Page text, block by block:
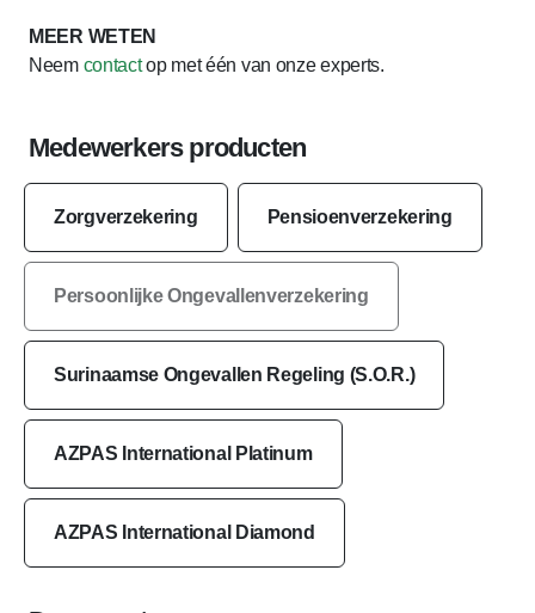
MEER WETEN
Neem contactop met één van onze experts.
Medewerkers producten
Zorgverzekering Pensioenverzekering
Persoonlijke Ongevallenverzekering
Surinaamse Ongevallen Regeling (S.O.R.)
AZPAS International Platinum
AZPAS International Diamond